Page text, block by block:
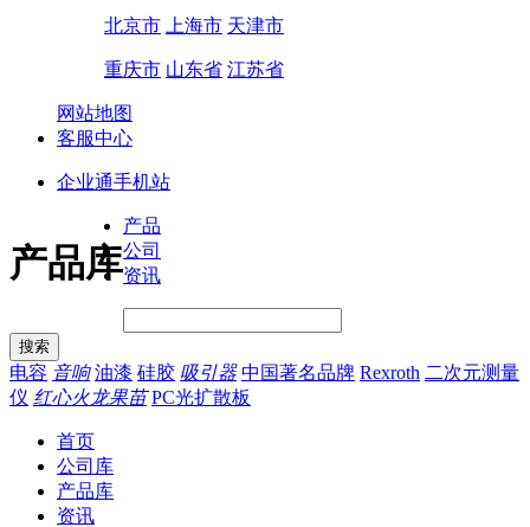
北京市 上海市 天津市
重庆市 山东省 江苏省
网站地图
客服中心
企业通手机站
产品库
产品
公司
资讯
电容 音响 油漆 硅胶 吸引器 中国著名品牌 Rexroth 二次元测量
仪 红心火龙果苗 PC光扩散板
首页
公司库
产品库
资讯